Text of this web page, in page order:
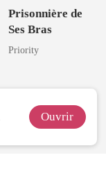
Prisonnière de
Ses Bras
Priority
Ouvrir